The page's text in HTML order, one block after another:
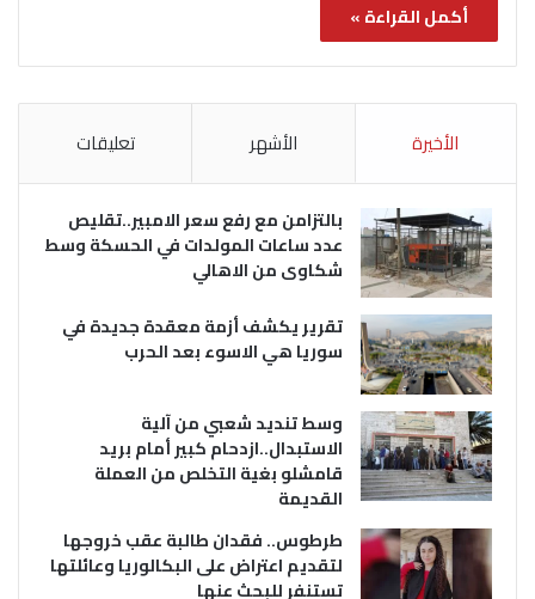
أكمل القراءة »
الأخيرة الأشهر تعليقات
بالتزامن مع رفع سعر الامبير..تقليص
عدد ساعات المولدات في الحسكة وسط
شكاوى من الاهالي
تقرير يكشف أزمة معقدة جديدة في
سوريا هي الاسوء بعد الحرب
وسط تنديد شعبي من آلية
الاستبدال..ازدحام كبير أمام بريد
قامشلو بغية التخلص من العملة
القديمة
طرطوس.. فقدان طالبة عقب خروجها
لتقديم اعتراض على البكالوريا وعائلتها
تستنفر للبحث عنها